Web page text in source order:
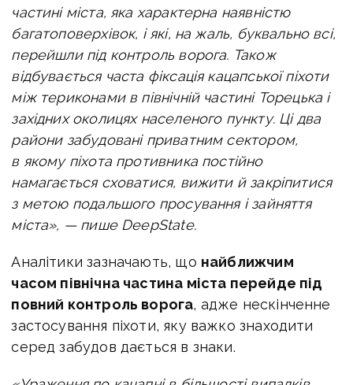
частині міста, яка характерна наявністю
багатоповерхівок, і які, на жаль, буквально всі,
перейшли під контроль ворога. Також
відбувається часта фіксація кацапської піхоти
між териконами в північній частині Торецька і
західних околицях населеного пункту. Ці два
райони забудовані приватним сектором,
в якому піхота противника постійно
намагається сховатися, вижити й закріпитися
з метою подальшого просування і зайняття
міста», — пише DeepState.
Аналітики зазначають, що найближчим
часом північна частина міста перейде під
повний контроль ворога, адже нескінченне
застосування піхоти, яку важко знаходити
серед забудов дається в знаки.